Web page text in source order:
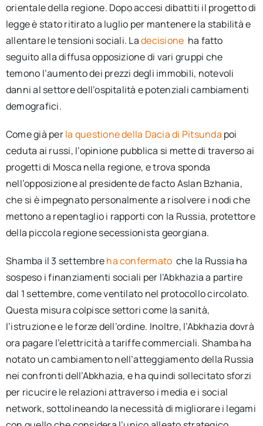
orientale della regione. Dopo accesi dibattiti il progetto di
legge è stato ritirato a luglio per mantenere la stabilità e
allentare le tensioni sociali. Ladecisione ha fatto
seguito alla diffusa opposizione di vari gruppi che
temono l’aumento dei prezzi degli immobili, notevoli
danni al settore dell’ospitalità e potenziali cambiamenti
demografici.
Come già perla questione della Dacia di Pitsunda poi
ceduta ai russi, l’opinione pubblica si mette di traverso ai
progetti di Mosca nella regione, e trova sponda
nell’opposizione al presidente de facto Aslan Bzhania,
che si è impegnato personalmente a risolvere i nodi che
mettono a repentaglio i rapporti con la Russia, protettore
della piccola regione secessionista georgiana.
Shamba il 3 settembreha confermato che la Russia ha
sospeso i finanziamenti sociali per l’Abkhazia a partire
dal 1 settembre, come ventilato nel protocollo circolato.
Questa misura colpisce settori come la sanità,
l’istruzione e le forze dell’ordine. Inoltre, l’Abkhazia dovrà
ora pagare l’elettricità a tariffe commerciali. Shamba ha
notato un cambiamento nell’atteggiamento della Russia
nei confronti dell’Abkhazia, e ha quindi sollecitato sforzi
per ricucire le relazioni attraverso i media e i social
network, sottolineando la necessità di migliorare i legami